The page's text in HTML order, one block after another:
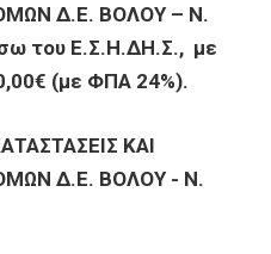
Δ.Ε. ΒΟΛΟΥ – Ν.
του Ε.Σ.Η.ΔΗ.Σ., με
(με ΦΠΑ 24%).
ΚΑΙ
Δ.Ε. ΒΟΛΟΥ - Ν.